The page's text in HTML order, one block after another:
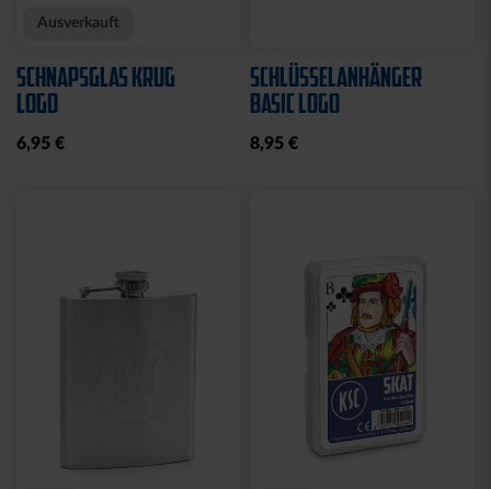
Ausverkauft
SCHNAPSGLAS KRUG
LOGO
6,95 €
SCHLÜSSELANHÄNGER
BASIC LOGO
8,95 €